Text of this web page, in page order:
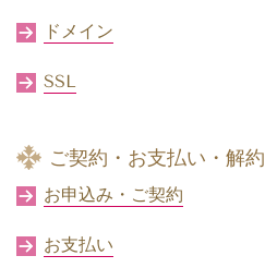
ドメイン
SSL
ご契約・お支払い・解約
お申込み・ご契約
お支払い